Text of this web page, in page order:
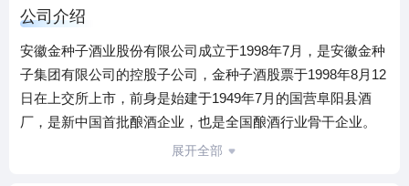
公司介绍
安徽金种子酒业股份有限公司成立于1998年7月，是安徽金种
子集团有限公司的控股子公司，金种子酒股票于1998年8月12
日在上交所上市，前身是始建于1949年7月的国营阜阳县酒
厂，是新中国首批酿酒企业，也是全国酿酒行业骨干企业。
公司现有“金种子”、“种子”、“醉三秋”、“和泰”、“颖州”五大白
展开全部